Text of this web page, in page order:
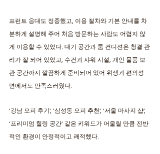
프런트 응대도 정중했고, 이용 절차와 기본 안내를 차
분하게 설명해 주어 처음 방문하는 사람도 어렵지 않
게 이용할 수 있었다. 대기 공간과 룸 컨디션은 청결 관
리가 잘 되어 있었고, 수건과 샤워 시설, 개인 물품 보
관 공간까지 깔끔하게 준비되어 있어 위생과 편의성
면에서도 만족스러웠다.
‘강남 오피 후기’, ‘삼성동 오피 추천’, ‘서울 마사지 샵’,
‘프리미엄 힐링 공간’ 같은 키워드가 어울릴 만큼 전반
적인 환경이 안정적이고 쾌적했다.